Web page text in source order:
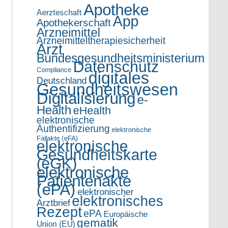
Aerzteschaft Apotheke
ApothekerschaftApp
Arzneimittel
Arzneimitteltherapiesicherheit
Arzt
Bundesgesundheitsministerium
Compliance Datenschutz
Deutschlanddigitales
Gesundheitswesen
Digitalisierunge-
Health eHealth
elektronische
Authentifizierung elektronische
Fallakte (eFA)
elektronische
Gesundheitskarte
(eGK)
elektronische
Patientenakte
(ePA) elektronischer
Arztbriefelektronisches
RezeptePA Europäische
Union (EU) gematik